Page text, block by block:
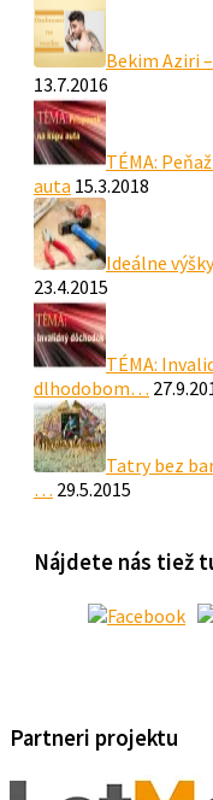
Bekim Aziri
13.7.2016
TÉMA:
auta 15.3.2018
Ideálne
23.4.2015
TÉMA:
dlhodobom…
Tatry bez
… 29.5.2015
Nájdete nás tiež
Partneri projektu